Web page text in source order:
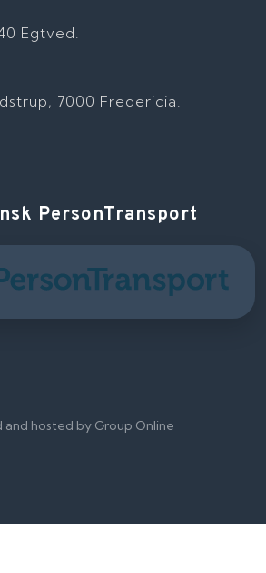
Egtved.
7000 Fredericia.
PersonTransport
and hosted by Group Online